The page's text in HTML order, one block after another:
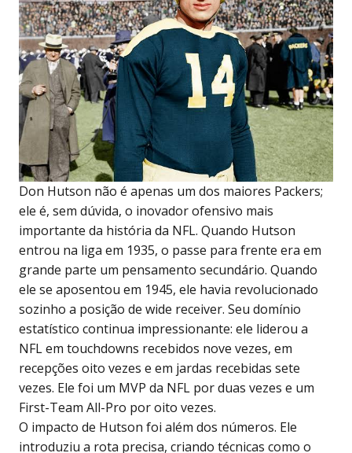
Don Hutson não é apenas um dos maiores Packers;
ele é, sem dúvida, o inovador ofensivo mais
importante da história da NFL. Quando Hutson
entrou na liga em 1935, o passe para frente era em
grande parte um pensamento secundário. Quando
ele se aposentou em 1945, ele havia revolucionado
sozinho a posição de wide receiver. Seu domínio
estatístico continua impressionante: ele liderou a
NFL em touchdowns recebidos nove vezes, em
recepções oito vezes e em jardas recebidas sete
vezes. Ele foi um MVP da NFL por duas vezes e um
First-Team All-Pro por oito vezes.
O impacto de Hutson foi além dos números. Ele
introduziu a rota precisa, criando técnicas como o